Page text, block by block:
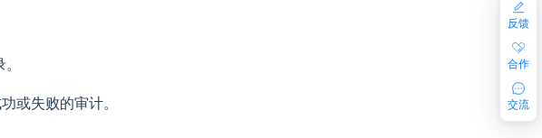
或失败的审计。
反馈
合作
交流